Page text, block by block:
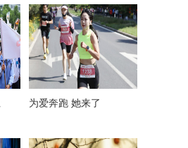
为爱奔跑 她来了